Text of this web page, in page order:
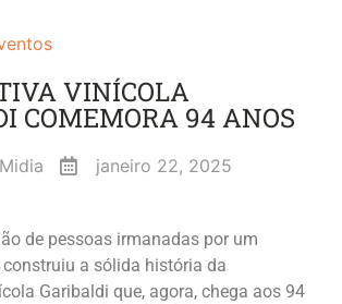
VINÍCOLA
COMEMORA 94 ANOS
janeiro 22, 2025
de pessoas irmanadas por um
a sólida história da
Garibaldi que, agora, chega aos 94